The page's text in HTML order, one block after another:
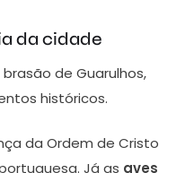
da cidade
de Guarulhos,
históricos.
da Ordem de Cristo
Já as aves